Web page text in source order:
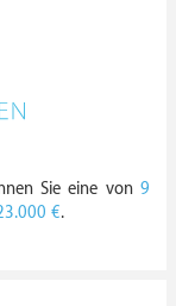
Sie eine von 9
€.